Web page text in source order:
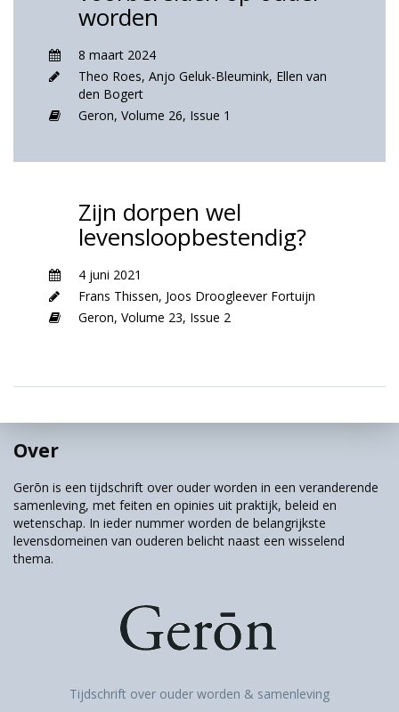
worden
8 maart 2024
Theo Roes, Anjo Geluk-Bleumink, Ellen van
den Bogert
Geron, Volume 26, Issue 1
Zijn dorpen wel
levensloopbestendig?
4 juni 2021
Frans Thissen, Joos Droogleever Fortuijn
Geron, Volume 23, Issue 2
Over
Gerōn is een tijdschrift over ouder worden in een veranderende
samenleving, met feiten en opinies uit praktijk, beleid en
wetenschap. In ieder nummer worden de belangrijkste
levensdomeinen van ouderen belicht naast een wisselend
thema.
Tijdschrift over ouder worden & samenleving